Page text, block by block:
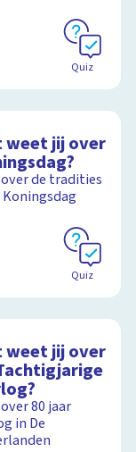
Quiz
weet jij over
de tradities
Quiz
weet jij over
80 jaar
in De